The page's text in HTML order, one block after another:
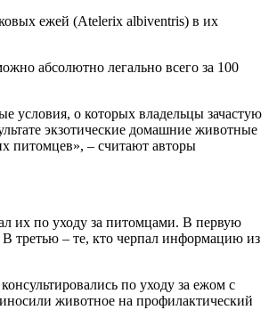
ежей (Atelerix albiventris) в их
абсолютно легально всего за 100
условия, о которых владельцы зачастую
экзотические домашние животные
питомцев», – считают авторы
их по уходу за питомцами. В первую
В третью – те, кто черпал информацию из
по уходу за ежом с
животное на профилактический